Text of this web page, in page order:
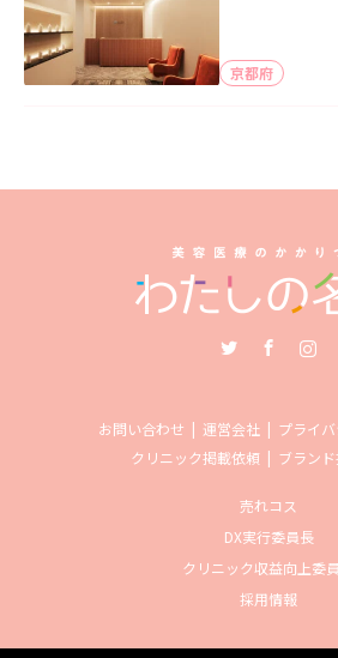
京都府
お問い合わせ 運営会社
プライ
クリニック掲載依頼
ブラン
売れコス
DX実行委員長
クリニック収益向上委
採用情報